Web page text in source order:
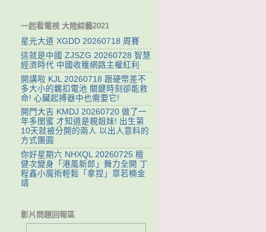
一起看電視 大陸綜藝2021
星光大道 XGDD 20260718 周賽
這就是中國 ZJSZG 20260728 智慧
經濟時代 中國收穫網路主權紅利
開講啦 KJL 20260718 跟硬幣差不
多大小的羈扣電池 關鍵時刻卻能救
命! 心臟起搏器中也需要它!
開門大吉 KMDJ 20260720 做了一
年多閨蜜 才知道是親姐妹! 出生第
10天就被分開的兩人 以出人意料的
方式團圓
你好星期六 NHXQL 20260725 檀
健次變身「港風新郎」舞力全開 丁
程鑫小魔術輕鬆「拿捏」章若楠金
靖
影片問題回報區